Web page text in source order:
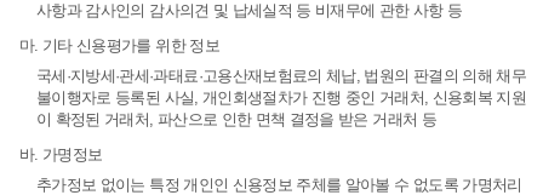
사항과 감사인의 감사의견 및 납세실적 등 비재무에 관한 사항 등
마. 기타 신용평가를 위한 정보
국세·지방세·관세·과태료·고용산재보험료의 체납, 법원의 판결의 의해 채무
불이행자로 등록된 사실, 개인회생절차가 진행 중인 거래처, 신용회복 지원
이 확정된 거래처, 파산으로 인한 면책 결정을 받은 거래처 등
바. 가명정보
추가정보 없이는 특정 개인인 신용정보 주체를 알아볼 수 없도록 가명처리